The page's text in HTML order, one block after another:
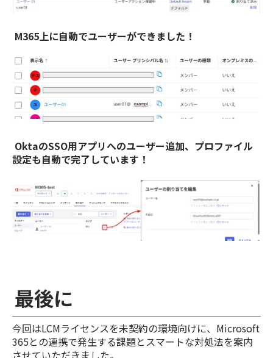
M365上に自動でユーザーができました！
OktaのSSO用アプリへのユーザー追加、プロファイル
設定も自動で完了しています！
最後に
今回はLCMライセンスを未契約の環境向けに、Microsoft
365との連携で発生する課題とスマートな対処法を案内
させていただきました。